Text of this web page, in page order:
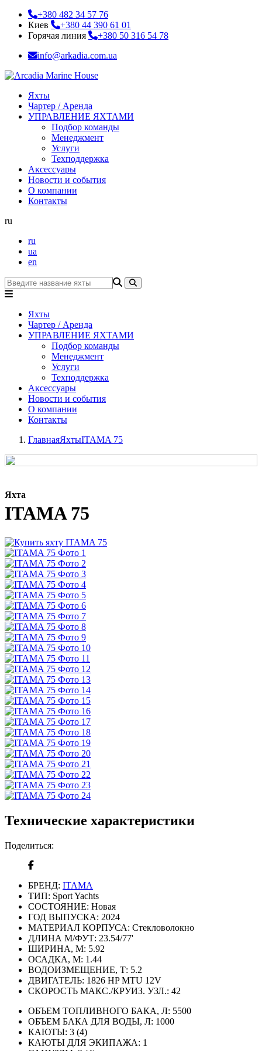
+380 482 34 57 76
Киев
+380 44 390 61 01
Горячая линия
+380 50 316 54 78
info@arkadia.com.ua
Яхты
Чартер / Аренда
УПРАВЛЕНИЕ ЯХТАМИ
Подбор команды
Менеджмент
Услуги
Техподдержка
Аксессуары
Новости и события
О компании
Контакты
ru
ru
ua
en
Яхты
Чартер / Аренда
УПРАВЛЕНИЕ ЯХТАМИ
Подбор команды
Менеджмент
Услуги
Техподдержка
Аксессуары
Новости и события
О компании
Контакты
ГлавнаяЯхтыITAMA 75
Яхта
ITAMA 75
Технические характеристики
Поделиться:
БРЕНД: ITAMA
ТИП: Sport Yachts
СОСТОЯНИЕ: Новая
ГОД ВЫПУСКА: 2024
МАТЕРИАЛ КОРПУСА: Стекловолокно
ДЛИНА М/ФУТ: 23.54/77'
ШИРИНА, М: 5.92
ОСАДКА, М: 1.44
ВОДОИЗМЕЩЕНИЕ, Т: 5.2
ДВИГАТЕЛЬ: 1826 HP MTU 12V
СКОРОСТЬ МАКС./КРУИЗ. УЗЛ.: 42
ОБЪЕМ ТОПЛИВНОГО БАКА, Л: 5500
ОБЪЕМ БАКА ДЛЯ ВОДЫ, Л: 1000
КАЮТЫ: 3 (4)
КАЮТЫ ДЛЯ ЭКИПАЖА: 1